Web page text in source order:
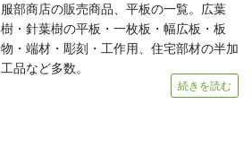
服部商店の販売商品、平板の一覧。広葉
樹・針葉樹の平板・一枚板・幅広板・板
物・端材・彫刻・工作用、住宅部材の半加
工品など多数。
続きを読む